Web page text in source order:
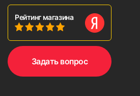
Рейтинг магазина
Задать вопрос